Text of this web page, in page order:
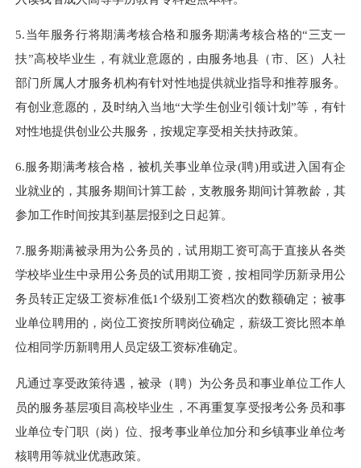
5.当年服务行将期满考核合格和服务期满考核合格的“三支一
扶”高校毕业生，有就业意愿的，由服务地县（市、区）人社
部门所属人才服务机构有针对性地提供就业指导和推荐服务。
有创业意愿的，及时纳入当地“大学生创业引领计划”等，有针
对性地提供创业公共服务，按规定享受相关扶持政策。
6.服务期满考核合格，被机关事业单位录(聘)用或进入国有企
业就业的，其服务期间计算工龄，支教服务期间计算教龄，其
参加工作时间按其到基层报到之日起算。
7.服务期满被录用为公务员的，试用期工资可高于直接从各类
学校毕业生中录用公务员的试用期工资，按相同学历新录用公
务员转正定级工资标准低1个级别工资档次的数额确定；被事
业单位聘用的，岗位工资按所聘岗位确定，薪级工资比照本单
位相同学历新聘用人员定级工资标准确定。
凡通过享受政策待遇，被录（聘）为公务员和事业单位工作人
员的服务基层项目高校毕业生，不再重复享受报考公务员和事
业单位专门职（岗）位、报考事业单位加分和乡镇事业单位考
核聘用等就业优惠政策。